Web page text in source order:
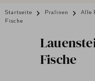
Startseite Pralinen Alle
Fische
Fische